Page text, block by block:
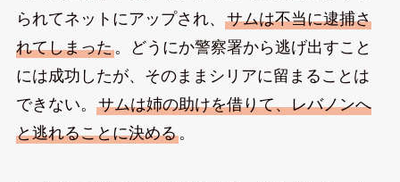
られてネットにアップされ、 サムは不当に逮捕さ
れてしまった。どうにか警察署から逃げ出すこと
には成功したが、そのままシリアに留まることは
できない。 サムは姉の助けを借りて、レバノンへ
と逃れることに決める。